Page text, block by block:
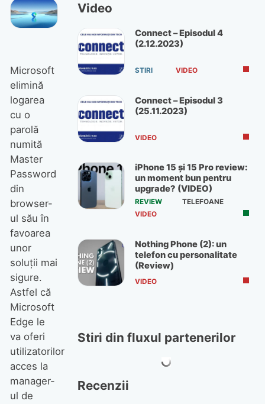
Microsoft
elimină
logarea
cu o
parolă
numită
Master
Password
din
browser-
ul său în
favoarea
unor
soluții mai
sigure.
Astfel că
Microsoft
Edge le
va oferi
utilizatorilor
acces la
manager-
ul de
Video
Connect – Episodul 4
(2.12.2023)
STIRI VIDEO
Connect – Episodul 3
(25.11.2023)
VIDEO
iPhone 15 și 15 Pro review:
un moment bun pentru
upgrade? (VIDEO)
REVIEW
TELEFOANE
VIDEO
Nothing Phone (2): un
telefon cu personalitate
(Review)
VIDEO
Stiri din fluxul partenerilor
Recenzii